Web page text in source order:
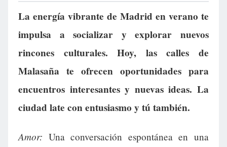
La energía vibrante de Madrid en verano te
impulsa a socializar y explorar nuevos
rincones culturales. Hoy, las calles de
Malasaña te ofrecen oportunidades para
encuentros interesantes y nuevas ideas. La
ciudad late con entusiasmo y tú también.
Amor: Una conversación espontánea en una